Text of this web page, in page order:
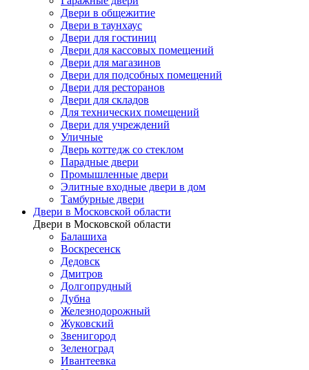
Двери в общежитие
Двери в таунхаус
Двери для гостиниц
Двери для кассовых помещений
Двери для магазинов
Двери для подсобных помещений
Двери для ресторанов
Двери для складов
Для технических помещений
Двери для учреждений
Уличные
Дверь коттедж со стеклом
Парадные двери
Промышленные двери
Элитные входные двери в дом
Тамбурные двери
Двери в Московской области
Двери в Московской области
Балашиха
Воскресенск
Дедовск
Дмитров
Долгопрудный
Дубна
Железнодорожный
Жуковский
Звенигород
Зеленоград
Ивантеевка